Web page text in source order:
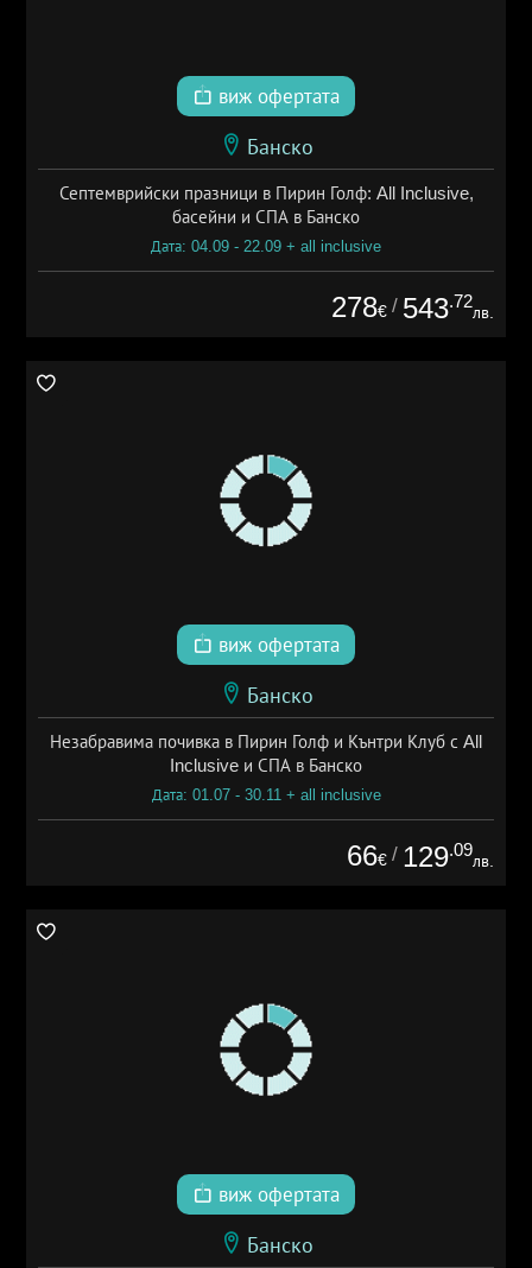
виж офертата
Банско
Септемврийски празници в Пирин Голф: All Inclusive,
басейни и СПА в Банско
Дата: 04.09 - 22.09 + all inclusive
278€ / 543.72
лв.
виж офертата
Банско
Незабравима почивка в Пирин Голф и Кънтри Клуб с All
Inclusive и СПА в Банско
Дата: 01.07 - 30.11 + all inclusive
66€ / 129.09
лв.
виж офертата
Банско